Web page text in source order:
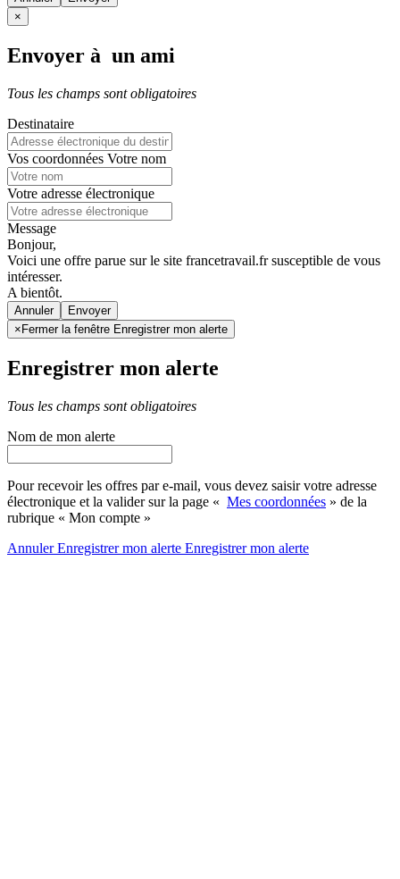
×
Envoyer à un ami
Tous les champs sont obligatoires
Destinataire
Vos coordonnées Votre nom
Votre adresse électronique
Message
Bonjour,
Voici une offre parue sur le site francetravail.fr susceptible de vous
intéresser.
A bientôt.
Annuler
× Fermer la fenêtre Enregistrer mon alerte
Enregistrer mon alerte
Tous les champs sont obligatoires
Nom de mon alerte
Pour recevoir les offres par e-mail, vous devez saisir votre adresse
électronique et la valider sur la page « Mes coordonnées » de la
rubrique « Mon compte »
AnnulerEnregistrer mon alerte Enregistrermon alerte